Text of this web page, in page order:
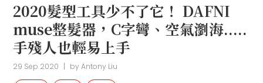
2020髮型工具少不了它！ DAFNI
muse整髮器，C字彎、空氣瀏海.....
手殘人也輕易上手
29 Sep 2020 | byAntony Liu